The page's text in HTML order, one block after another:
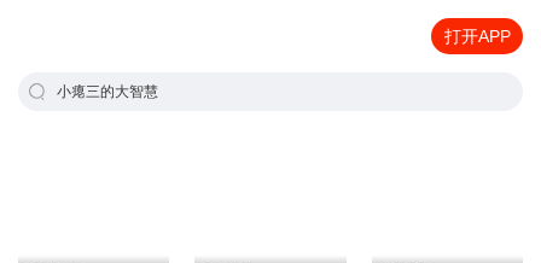
打开APP
小瘪三的大智慧